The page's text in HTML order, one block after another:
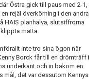
Östra gick till paus med 2-1,
rejäl överkörning i den andra
HAIS planhalva, slutsiffrorna
matta.
inte tro sina ögon när
Borck får till en drömträff i
underkant och in bakom en
mål, det var dessutom Kennys